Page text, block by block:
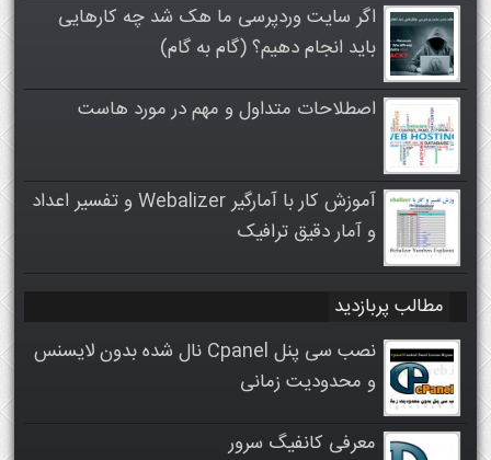
اگر سایت وردپرسی ما هک شد چه کارهایی
باید انجام دهیم؟ (گام به گام)
اصطلاحات متداول و مهم در مورد هاست
آموزش کار با آمارگیر Webalizer و تفسیر اعداد
و آمار دقیق ترافیک
مطالب پربازدید
نصب سی پنل Cpanel نال شده بدون لایسنس
و محدودیت زمانی
معرفی کانفیگ سرور